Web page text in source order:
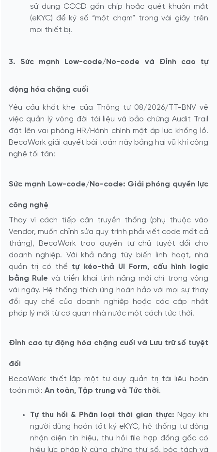
sử dụng CCCD gắn chíp hoặc quét khuôn mặt
(eKYC) để ký số “một chạm” trong vài giây trên
mọi thiết bị.
3. Sức mạnh Low-code/No-code và Đỉnh cao tự
động hóa chặng cuối
Yêu cầu khắt khe của Thông tư 08/2026/TT-BNV về
việc quản lý vòng đời tài liệu và bảo chứng Audit Trail
đặt lên vai phòng HR/Hành chính một áp lực khổng lồ.
BecaWork giải quyết bài toán này bằng hai vũ khí công
nghệ tối tân:
Sức mạnh Low-code/No-code: Giải phóng quyền lực
công nghệ
Thay vì cách tiếp cận truyền thống (phụ thuộc vào
Vendor, muốn chỉnh sửa quy trình phải viết code mất cả
tháng), BecaWork trao quyền tự chủ tuyệt đối cho
doanh nghiệp. Với khả năng tùy biến linh hoạt, nhà
quản trị có thể tự kéo-thả UI Form, cấu hình logic
bằng Rule và triển khai tính năng mới chỉ trong vòng
vài ngày. Hệ thống thích ứng hoàn hảo với mọi sự thay
đổi quy chế của doanh nghiệp hoặc các cập nhật
pháp lý mới từ cơ quan nhà nước một cách tức thời.
Đỉnh cao tự động hóa chặng cuối và Lưu trữ số tuyệt
đối
BecaWork thiết lập một tư duy quản trị tài liệu hoàn
toàn mới: An toàn, Tập trung và Tức thời.
Tự thu hồi & Phân loại thời gian thực: Ngay khi
người dùng hoàn tất ký eKYC, hệ thống tự động
nhận diện tín hiệu, thu hồi file hợp đồng gốc có
hiệu lực pháp lý cùng chứng thư số, bóc tách và